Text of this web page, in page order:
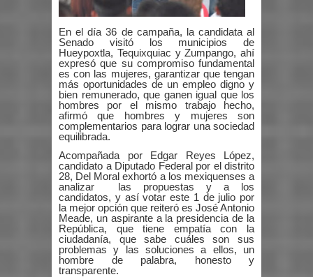
En el día 36 de campaña, la candidata al
Senado visitó los municipios de
Hueypoxtla, Tequixquiac y Zumpango, ahí
expresó que su compromiso fundamental
es con las mujeres, garantizar que tengan
más oportunidades de un empleo digno y
bien remunerado, que ganen igual que los
hombres por el mismo trabajo hecho,
afirmó que hombres y mujeres son
complementarios para lograr una sociedad
equilibrada.
Acompañada por Edgar Reyes López,
candidato a Diputado Federal por el distrito
28, Del Moral exhortó a los mexiquenses a
analizar las propuestas y a los
candidatos, y así votar este 1 de julio por
la mejor opción que reiteró es José Antonio
Meade, un aspirante a la presidencia de la
República, que tiene empatía con la
ciudadanía, que sabe cuáles son sus
problemas y las soluciones a ellos, un
hombre de palabra, honesto y
transparente.